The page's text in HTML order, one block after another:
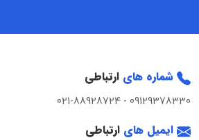
شماره های ارتباطی
09129378330
-
021-88928724
ایمیل های ارتباطی